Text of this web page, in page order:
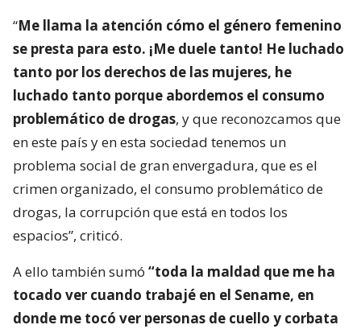
“Me llama la atención cómo el género femenino
se presta para esto. ¡Me duele tanto! He luchado
tanto por los derechos de las mujeres, he
luchado tanto porque abordemos el consumo
problemático de drogas, y que reconozcamos que
en este país y en esta sociedad tenemos un
problema social de gran envergadura, que es el
crimen organizado, el consumo problemático de
drogas, la corrupción que está en todos los
espacios”, criticó.
A ello también sumó “toda la maldad que me ha
tocado ver cuando trabajé en el Sename, en
donde me tocó ver personas de cuello y corbata